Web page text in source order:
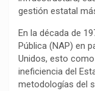
gestión estatal
En la década de
Pública (NAP) en
Unidos, esto
ineficiencia del
metodologías del